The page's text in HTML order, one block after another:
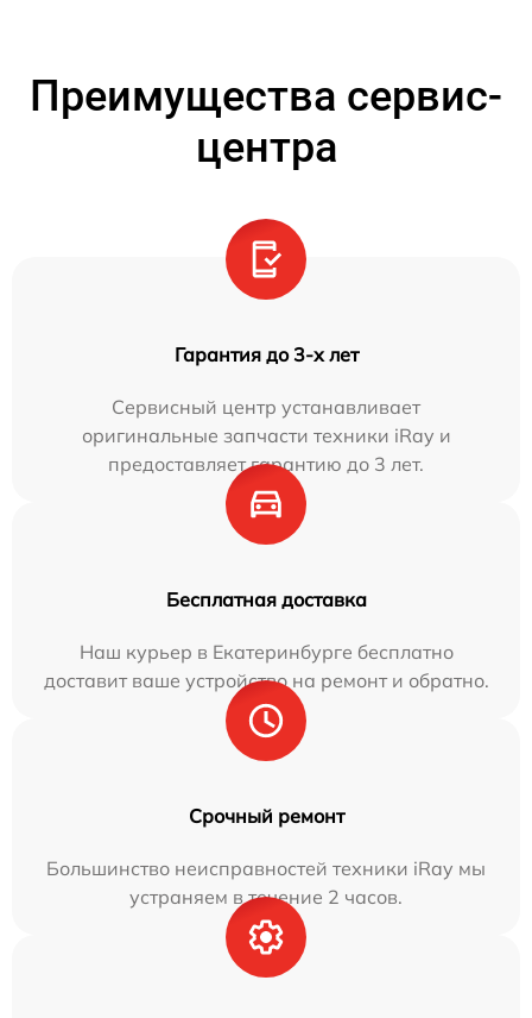
Преимущества сервис-
центра
Гарантия до 3-х лет
Сервисный центр устанавливает
оригинальные запчасти техники iRay и
предоставляет гарантию до 3 лет.
Бесплатная доставка
Наш курьер в Екатеринбурге бесплатно
доставит ваше устройство на ремонт и обратно.
Срочный ремонт
Большинство неисправностей техники iRay мы
устраняем в течение 2 часов.